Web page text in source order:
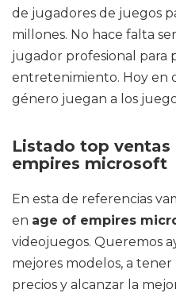
de jugadores de juegos
millones. No hace falta
jugador profesional para
entretenimiento. Hoy en
género juegan a los
Listado top ventas
empires microsoft
En esta de referencias
en age of empires
videojuegos. Queremos
mejores modelos, a
precios y alcanzar la